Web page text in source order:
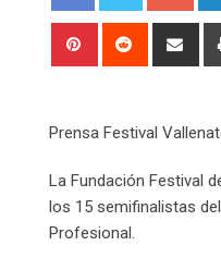
Pinterest Reddit
Prensa Festival
La Fundación Festival
los 15 semifinalistas
Profesional.